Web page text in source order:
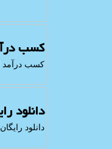
کسب
کسب درآمد
دانلود
دانلود